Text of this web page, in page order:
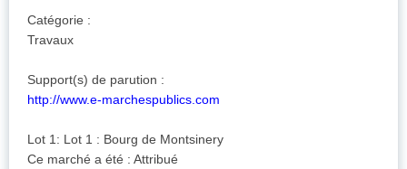
Catégorie :
Travaux
Support(s) de parution :
http://www.e-marchespublics.com
Lot 1: Lot 1 : Bourg de Montsinery
Ce marché a été : Attribué